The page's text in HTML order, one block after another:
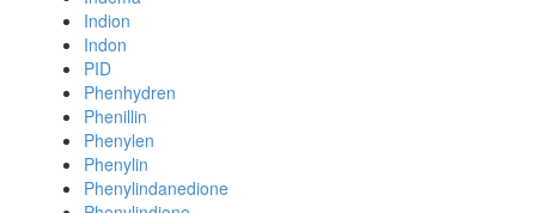
Indion
Indon
PID
Phenhydren
Phenillin
Phenylen
Phenylin
Phenylindanedione